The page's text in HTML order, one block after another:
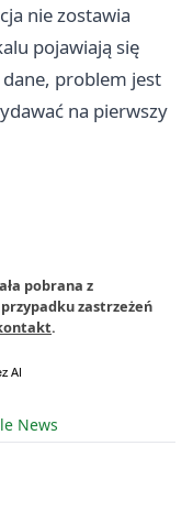
nie zostawia
pojawiają się
problem jest
na pierwszy
pobrana z
zastrzeżeń
.
News